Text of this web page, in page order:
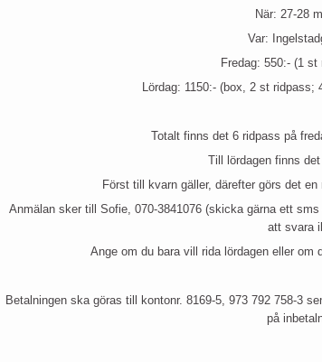
När: 27-28
Var:
Fredag: 550:- (1
Lördag: 1150:- (box, 2 st
Totalt finns det 6 ridpass på
Till lördagen finns
Först till kvarn gäller, därefter görs det
Anmälan sker till Sofie, 070-3841076 (skicka gärna ett
att svara
Ange om du bara vill rida lördagen eller
Betalningen ska göras till kontonr. 8169-5, 973 792 758-3
på